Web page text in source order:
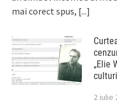
mai corect spus, [...]
„Elie
2 iulie